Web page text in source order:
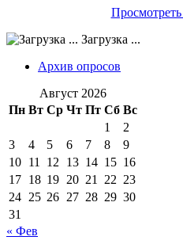
Просмотреть
Загрузка ...
Архив опросов
Август 2026
Пн Вт Ср Чт Пт Сб Вс
1
2
3
4 5 6 7 8
9
10 11 12 13 14 15 16
17 18 19 20 21 22 23
24 25 26 27 28 29 30
31
« Фев